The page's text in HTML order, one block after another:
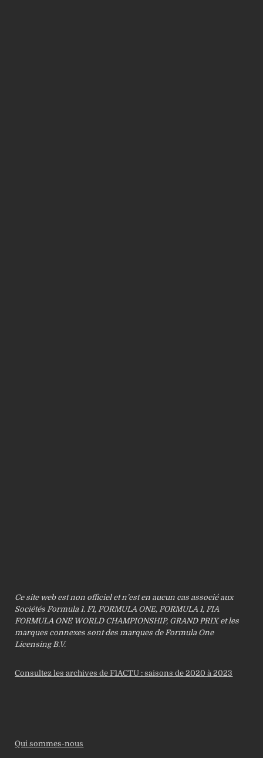
Ce site web est non officiel et n’est en aucun cas associé aux
Sociétés Formula 1. F1, FORMULA ONE, FORMULA 1, FIA
FORMULA ONE WORLD CHAMPIONSHIP, GRAND PRIX et les
marques connexes sont des marques de Formula One
Licensing B.V.
Consultez les archives de F1ACTU : saisons de 2020 à 2023
Qui sommes-nous